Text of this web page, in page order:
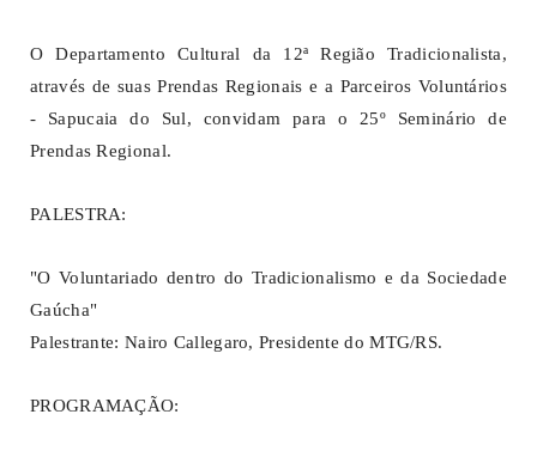
O Departamento Cultural da 12ª Região Tradicionalista,
através de suas Prendas Regionais e a Parceiros Voluntários
- Sapucaia do Sul, convidam para o 25º Seminário de
Prendas Regional.
PALESTRA:
"O Voluntariado dentro do Tradicionalismo e da Sociedade
Gaúcha"
Palestrante: Nairo Callegaro, Presidente do MTG/RS.
PROGRAMAÇÃO: